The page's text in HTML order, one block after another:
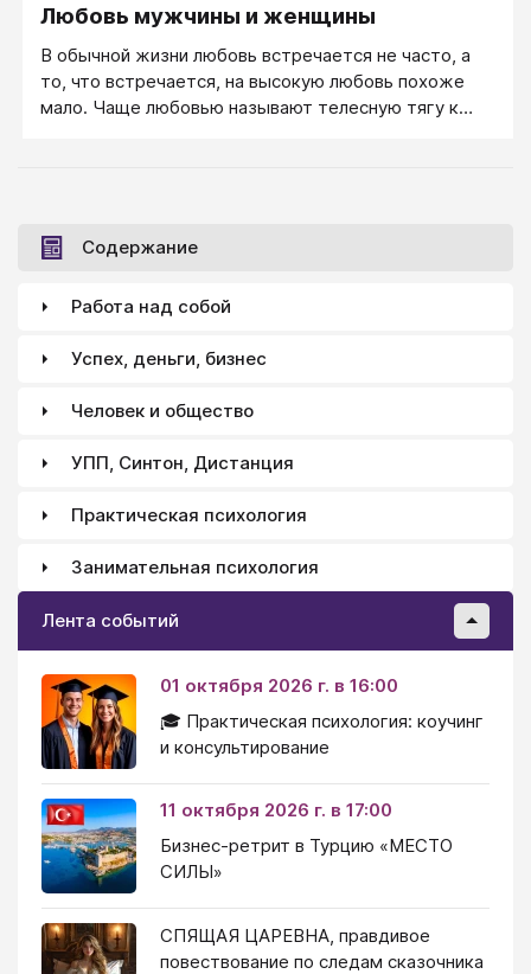
Любовь мужчины и женщины
В обычной жизни любовь встречается не часто, а
то, что встречается, на высокую любовь похоже
мало. Чаще любовью называют телесную тягу к
вдруг ее получить себе, в свою жизнь, но редко кто
готов учиться любить, мало кто готов вкладываться
любовью.
Содержание
Работа над собой
Успех, деньги, бизнес
Человек и общество
УПП, Синтон, Дистанция
Практическая психология
Занимательная психология
Лента событий
01 октября 2026 г. в 16:00
🎓 Практическая психология: коучинг
и консультирование
11 октября 2026 г. в 17:00
Бизнес-ретрит в Турцию «МЕСТО
СИЛЫ»
СПЯЩАЯ ЦАРЕВНА, правдивое
повествование по следам сказочника